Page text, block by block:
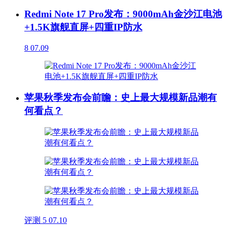
Redmi Note 17 Pro发布：9000mAh金沙江电池
+1.5K旗舰直屏+四重IP防水
8 07.09
苹果秋季发布会前瞻：史上最大规模新品潮有
何看点？
评测 5 07.10